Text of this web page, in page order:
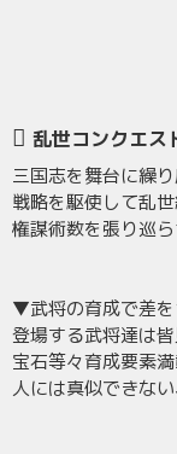
乱世コンクエス
三国志を舞台に繰
戦略を駆使して乱
権謀術数を張り巡
▼武将の育成で差を
登場する武将達は
宝石等々育成要素
人には真似できな